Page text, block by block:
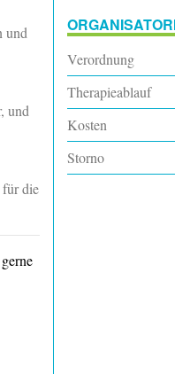
und
und
die
Verordnung
Therapieablauf
Kosten
Storno